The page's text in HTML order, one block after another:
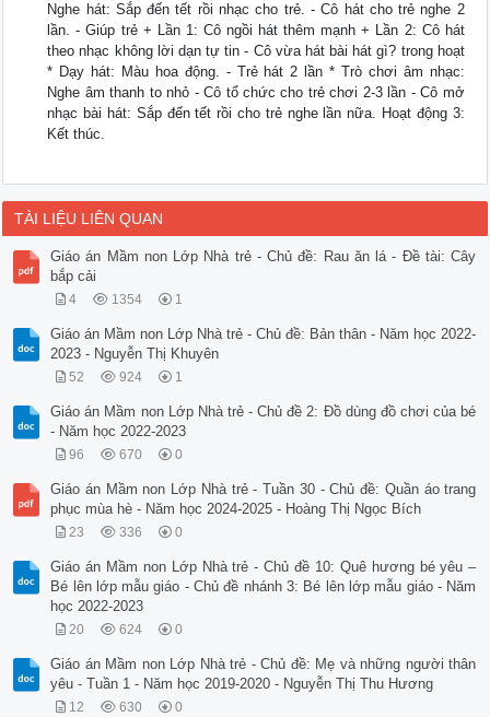
Nghe hát: Sắp đến tết rồi nhạc cho trẻ. - Cô hát cho trẻ nghe 2
lần. - Giúp trẻ + Lần 1: Cô ngồi hát thêm mạnh + Lần 2: Cô hát
theo nhạc không lời dạn tự tin - Cô vừa hát bài hát gì? trong hoạt
* Dạy hát: Màu hoa động. - Trẻ hát 2 lần * Trò chơi âm nhạc:
Nghe âm thanh to nhỏ - Cô tổ chức cho trẻ chơi 2-3 lần - Cô mở
nhạc bài hát: Sắp đến tết rồi cho trẻ nghe lần nữa. Hoạt động 3:
Kết thúc.
TÀI LIỆU LIÊN QUAN
Giáo án Mầm non Lớp Nhà trẻ - Chủ đề: Rau ăn lá - Đề tài: Cây
bắp cải
4 1354 1
Giáo án Mầm non Lớp Nhà trẻ - Chủ đề: Bản thân - Năm học 2022-
2023 - Nguyễn Thị Khuyên
52 924 1
Giáo án Mầm non Lớp Nhà trẻ - Chủ đề 2: Đồ dùng đồ chơi của bé
- Năm học 2022-2023
96 670 0
Giáo án Mầm non Lớp Nhà trẻ - Tuần 30 - Chủ đề: Quần áo trang
phục mùa hè - Năm học 2024-2025 - Hoàng Thị Ngọc Bích
23 336 0
Giáo án Mầm non Lớp Nhà trẻ - Chủ đề 10: Quê hương bé yêu –
Bé lên lớp mẫu giáo - Chủ đề nhánh 3: Bé lên lớp mẫu giáo - Năm
học 2022-2023
20 624 0
Giáo án Mầm non Lớp Nhà trẻ - Chủ đề: Mẹ và những người thân
yêu - Tuần 1 - Năm học 2019-2020 - Nguyễn Thị Thu Hương
12 630 0